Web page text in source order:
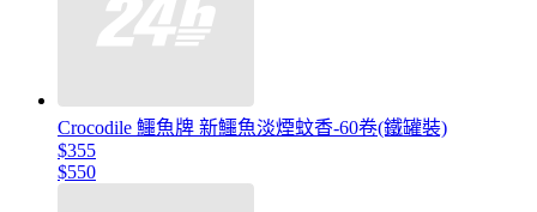
Crocodile 鱷魚牌 新鱷魚淡煙蚊香-60卷(鐵罐裝)
$355
$550